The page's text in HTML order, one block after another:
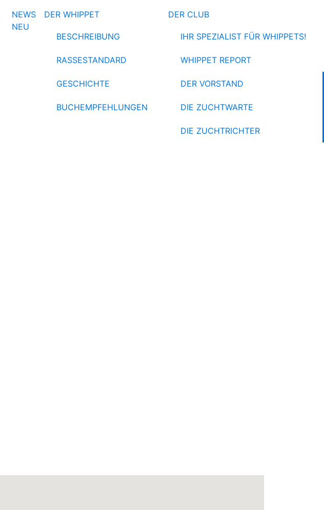
NEWS
NEU
DER WHIPPET
BESCHREIBUNG
RASSESTANDARD
GESCHICHTE
BUCHEMPFEHLUNGEN
DER CLUB
IHR SPEZIALIST FÜR WHIPPETS!
WHIPPET REPORT
DER VORSTAND
DIE ZUCHTWARTE
DIE ZUCHTRICHTER